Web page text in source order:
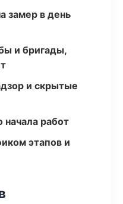
замер в день
и бригады,
и скрытые
работ
этапов и